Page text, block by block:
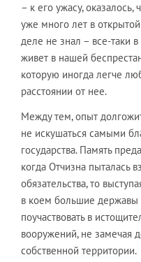
– к его ужасу, оказалось,
уже много лет в
деле не знал – все-таки в
живет в нашей
которую иногда легче
расстоянии от нее.
Между тем, опыт
не искушаться самыми
государства. Память
когда Отчизна пыталась
обязательства, то
в коем большие державы
поучаствовать в
вооружений, не замечая
собственной территории.